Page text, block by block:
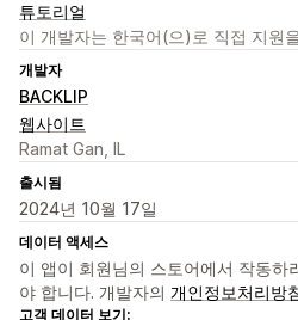
튜토리얼
이 개발자는 한국어(으)로 직접 지원
개발자
BACKLIP
웹사이트
Ramat Gan, IL
출시됨
2024년 10월 17일
데이터 액세스
이 앱이 회원님의 스토어에서 작동하
야 합니다. 개발자의 개인정보처리방
고객 데이터 보기: